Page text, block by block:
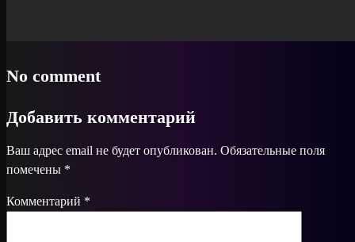
No comment
Добавить комментарий
Ваш адрес email не будет опубликован. Обязательные поля
помечены *
Комментарий *